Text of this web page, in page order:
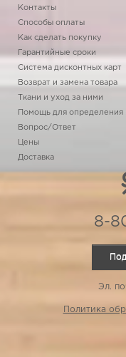
Контакты
Способы оплаты
Как сделать покупку
Гарантийные сроки
Система дисконтных карт
Возврат и замена товара
Ткани и уход за ними
Помощь для определения
Вопрос/Ответ
Цены
Доставка
8-
Эл.
Политика